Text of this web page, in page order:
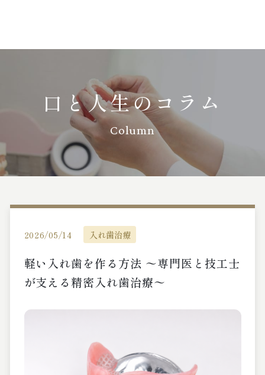
口と人生のコラム
Column
2026/05/14 入れ歯治療
軽い入れ歯を作る方法 〜専門医と技工士
が支える精密入れ歯治療〜